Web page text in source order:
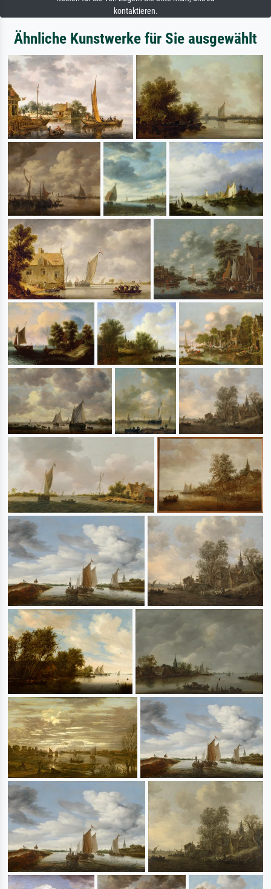
kontaktieren.
Ähnliche Kunstwerke für Sie ausgewählt